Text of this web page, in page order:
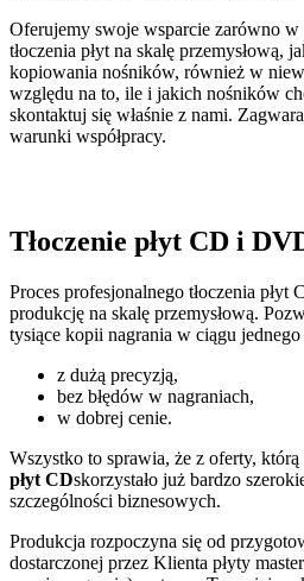
Oferujemy swoje wsparcie zarówno w
tłoczenia płyt na skalę przemysłową,
kopiowania nośników, również w
względu na to, ile i jakich nośników
skontaktuj się właśnie z nami.
warunki współpracy.
Tłoczenie płyt CD i
Proces profesjonalnego tłoczenia
produkcję na skalę przemysłową.
tysiące kopii nagrania w ciągu jednego
z dużą precyzją,
bez błędów w nagraniach,
w dobrej cenie.
Wszystko to sprawia, że z oferty, którą
płyt CDskorzystało już bardzo
szczególności biznesowych.
Produkcja rozpoczyna się od
dostarczonej przez Klienta płyty